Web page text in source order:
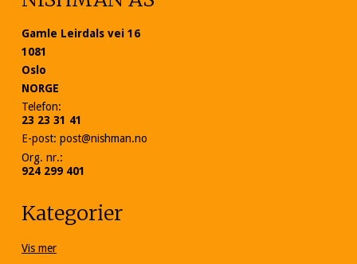
Gamle Leirdals vei 16
1081
Oslo
NORGE
Telefon:
23 23 31 41
E-post: post@nishman.no
Org. nr.:
924 299 401
Kategorier
Vis mer